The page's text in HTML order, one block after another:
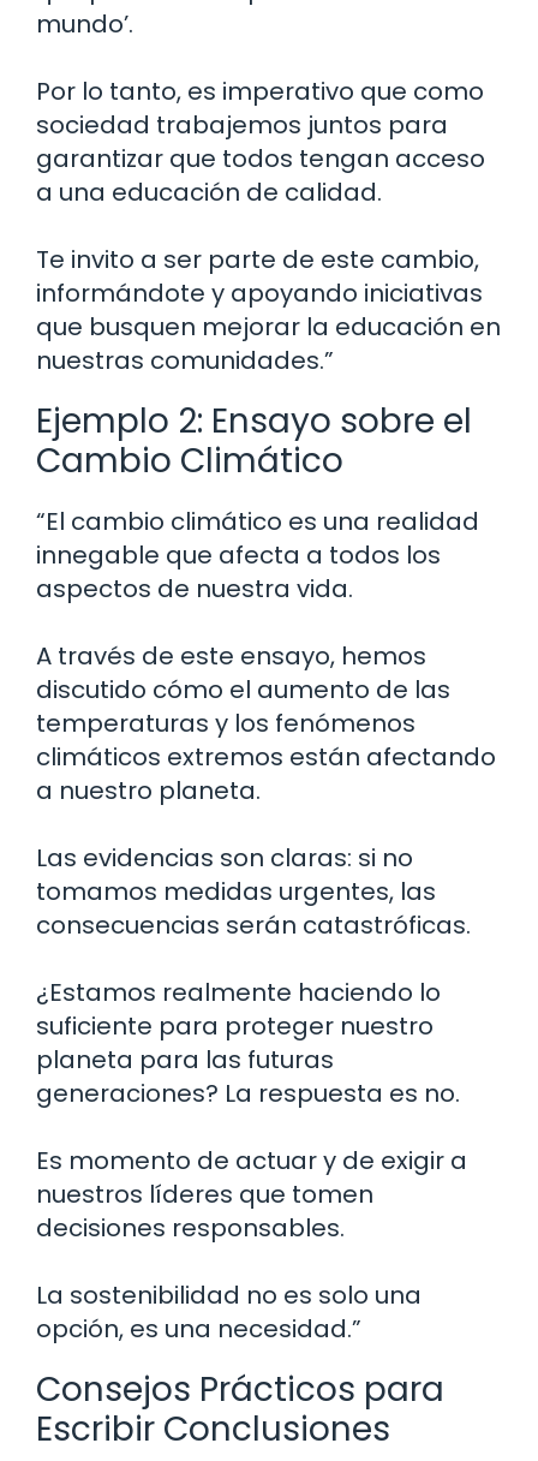
mundo’.
Por lo tanto, es imperativo que como
sociedad trabajemos juntos para
garantizar que todos tengan acceso
a una educación de calidad.
Te invito a ser parte de este cambio,
informándote y apoyando iniciativas
que busquen mejorar la educación en
nuestras comunidades.”
Ejemplo 2: Ensayo sobre el
Cambio Climático
“El cambio climático es una realidad
innegable que afecta a todos los
aspectos de nuestra vida.
A través de este ensayo, hemos
discutido cómo el aumento de las
temperaturas y los fenómenos
climáticos extremos están afectando
a nuestro planeta.
Las evidencias son claras: si no
tomamos medidas urgentes, las
consecuencias serán catastróficas.
¿Estamos realmente haciendo lo
suficiente para proteger nuestro
planeta para las futuras
generaciones? La respuesta es no.
Es momento de actuar y de exigir a
nuestros líderes que tomen
decisiones responsables.
La sostenibilidad no es solo una
opción, es una necesidad.”
Consejos Prácticos para
Escribir Conclusiones